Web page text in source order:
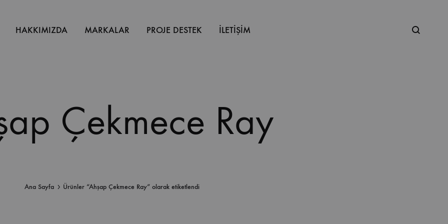
HAKKIMIZDA MARKALAR PROJE DESTEK İLETİŞİM
Ne
Çekmece Ray
Ana Sayfa Ürünler “Ahşap Çekmece Ray” olarak etiketlendi